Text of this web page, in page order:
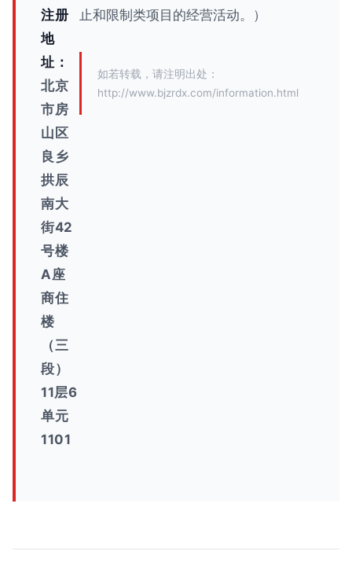
注册
地
址：
北京
市房
山区
良乡
拱辰
南大
街42
号楼
A座
商住
楼
（三
段）
11层6
单元
1101
止和限制类项目的经营活动。）
如若转载，请注明出处：
http://www.bjzrdx.com/information.html